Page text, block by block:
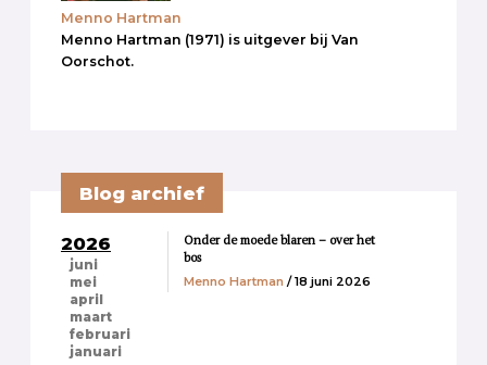
Menno Hartman
Menno Hartman (1971) is uitgever bij Van
Oorschot.
Blog archief
2026
juni
mei
april
maart
februari
januari
Onder de moede blaren – over het
bos
Menno Hartman / 18 juni 2026